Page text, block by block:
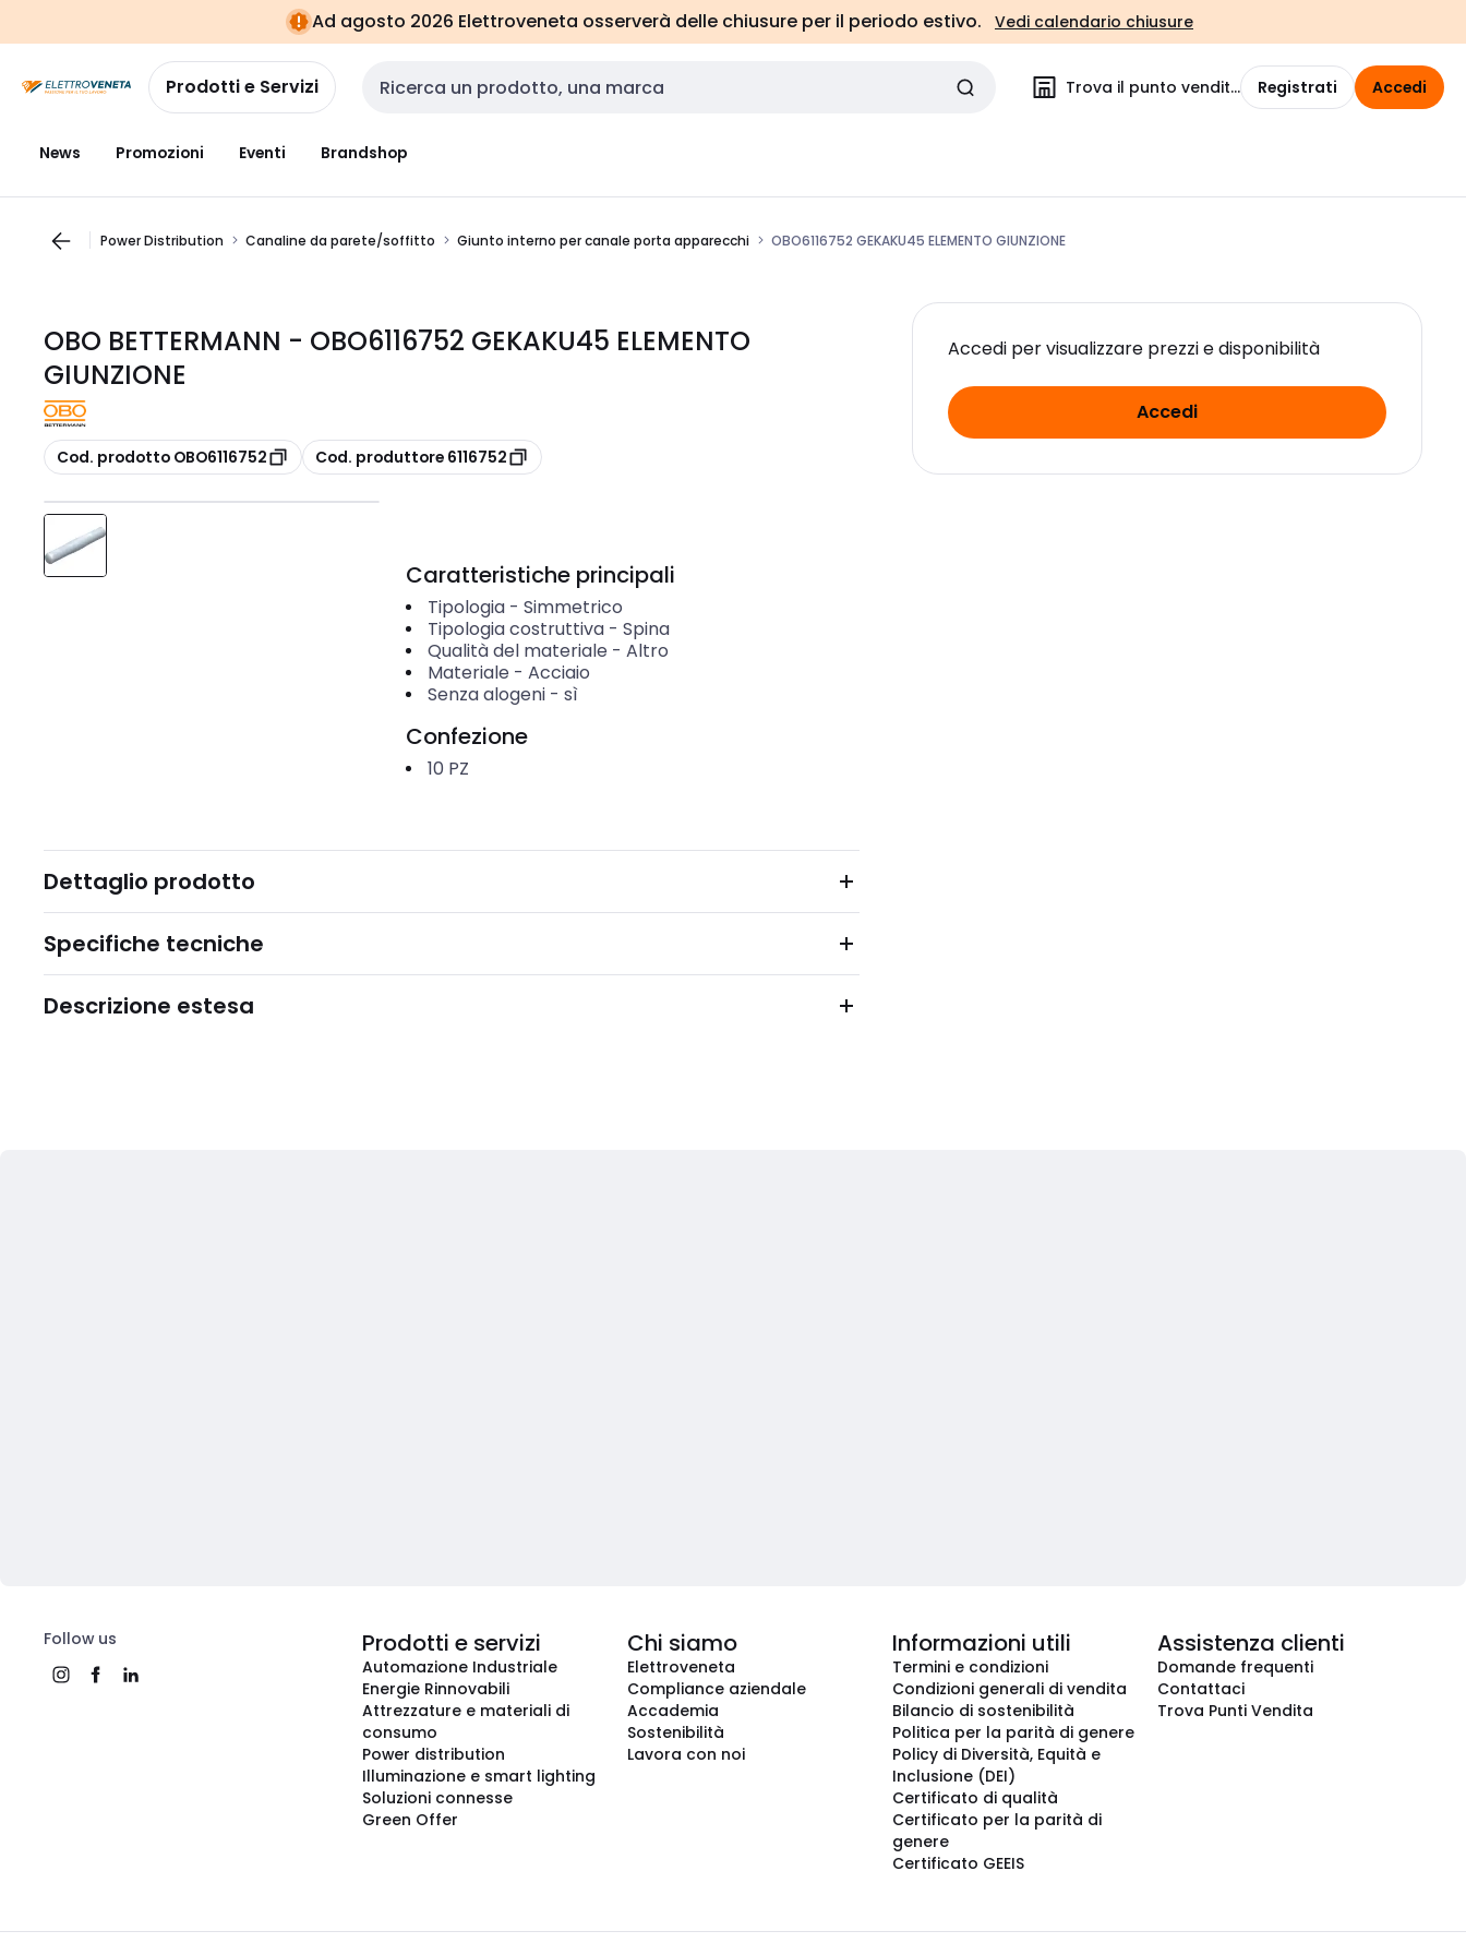
navigazionealla
pagina
Ad agosto 2026 Elettroveneta osserverà delle chiusure per il periodo estivo. Vedi calendario chiusure
Prodotti e Servizi Cerca input Trova il punto vendita Registrati Accedi
News Promozioni Eventi Brandshop
Power Distribution Canaline da parete/soffitto Giunto interno per canale porta apparecchi OBO6116752 GEKAKU45 ELEMENTO GIUNZIONE
OBO BETTERMANN - OBO6116752 GEKAKU45 ELEMENTO
GIUNZIONE
copia
Cod. prodotto OBO6116752 copia
Cod. produttore 6116752
Accedi per visualizzare prezzi e disponibilità
Accedi
Caratteristiche principali
Tipologia- Simmetrico
Tipologia costruttiva- Spina
Qualità del materiale - Altro
Materiale - Acciaio
Senza alogeni- sì
Confezione
10 PZ
Dettaglio prodotto
Specifiche tecniche
Descrizione estesa
Follow us Prodotti e servizi
Automazione Industriale
Energie Rinnovabili
Attrezzature e materiali di
consumo
Power distribution
Illuminazione e smart lighting
Soluzioni connesse
Green Offer
Chi siamo
Elettroveneta
Compliance aziendale
Accademia
Sostenibilità
Lavora con noi
Informazioni utili
Termini e condizioni
Condizioni generali di vendita
Bilancio di sostenibilità
Politica per la parità di genere
Policy di Diversità, Equità e
Inclusione (DEI)
Certificato di qualità
Certificato per la parità di
genere
Certificato GEEIS
Assistenza clienti
Domande frequenti
Contattaci
Trova Punti Vendita